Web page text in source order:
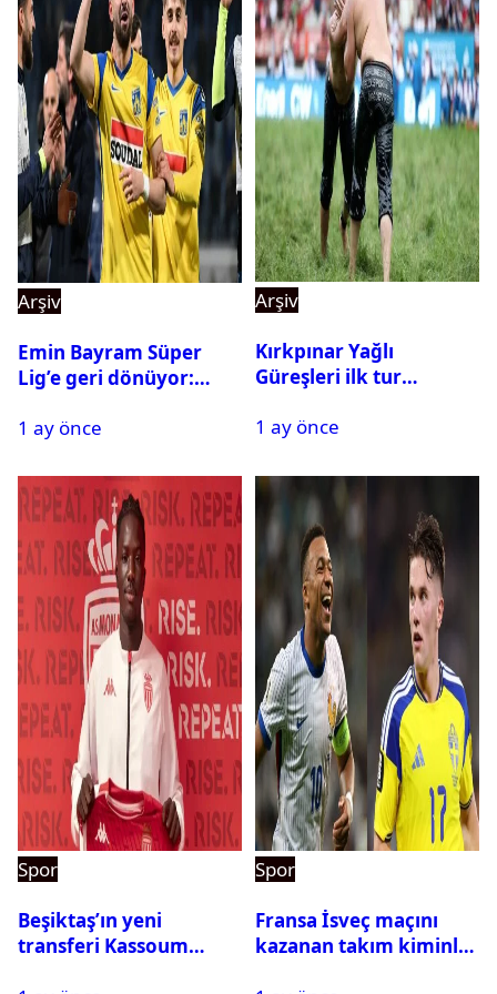
Arşiv
Emin Bayram Süper
Lig’e geri dönüyor:
1 ay önce
Arşiv
Kırkpınar Yağlı
Güreşleri ilk tur
2. tura geçen
1 ay önce
Spor
Beşiktaş’ın yeni
transferi Kassoum
Spor
Fransa İsveç maçını
kazanan takım kiminle